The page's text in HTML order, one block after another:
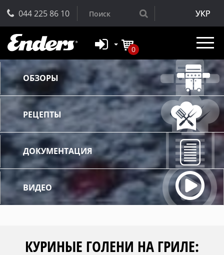
044 225 86 10 УКР
0
ОБЗОРЫ
РЕЦЕПТЫ
ДОКУМЕНТАЦИЯ
ВИДЕО
КУРИНЫЕ ГОЛЕНИ НА ГРИЛЕ: